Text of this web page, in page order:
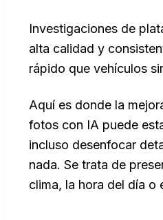
Investigaciones de
alta calidad y
rápido que vehículos
Aquí es donde la
fotos con IA puede
incluso desenfocar
nada. Se trata de
clima, la hora del día o